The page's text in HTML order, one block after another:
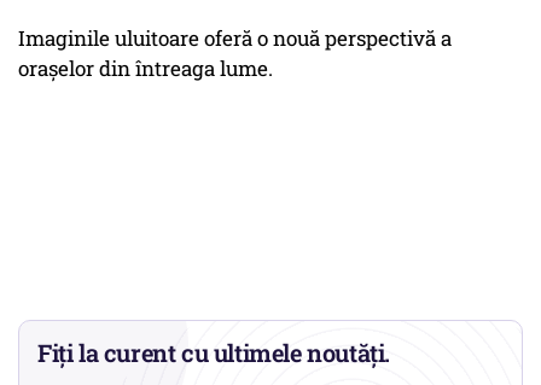
Imaginile uluitoare oferă o nouă perspectivă a
orașelor din întreaga lume.
Fiți la curent cu ultimele noutăți.